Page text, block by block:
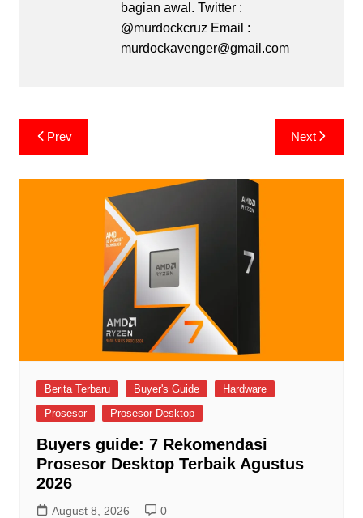
bagian awal. Twitter :
@murdockcruz Email :
murdockavenger@gmail.com
Post
navigation
Prev Next
Berita Terbaru Buyer's Guide
Hardware
Prosesor
Prosesor Desktop
Buyers guide: 7 Rekomendasi
Prosesor Desktop Terbaik Agustus
2026
August 8, 2026 0